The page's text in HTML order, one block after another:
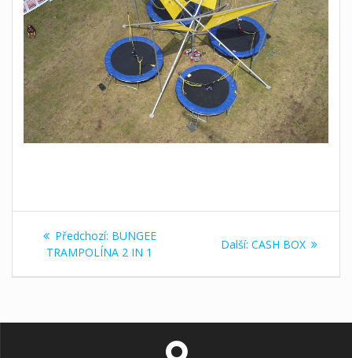
Navigace
pro
Předchozí: Předchozí
příspěvek:
BUNGEE
TRAMPOLÍNA 2 IN 1
Další: Další
CASH BOX